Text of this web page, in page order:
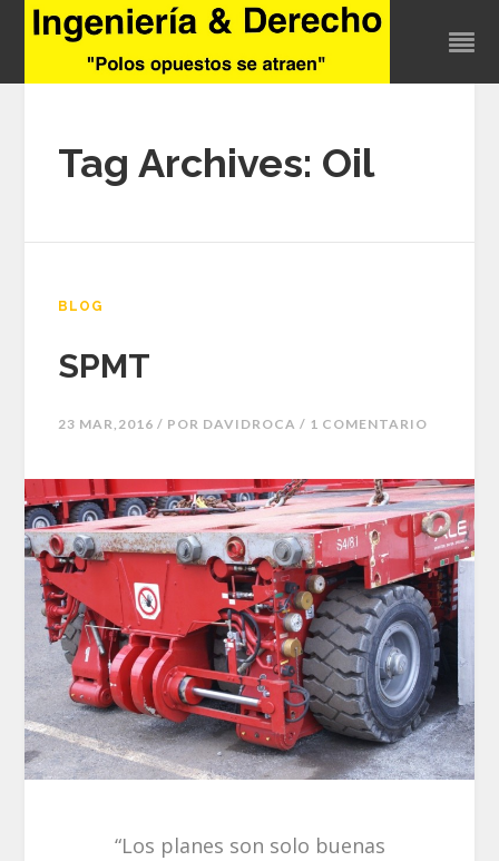
Tag Archives: Oil
BLOG
SPMT
23 MAR,2016 / POR DAVIDROCA / 1 COMENTARIO
“Los planes son solo buenas